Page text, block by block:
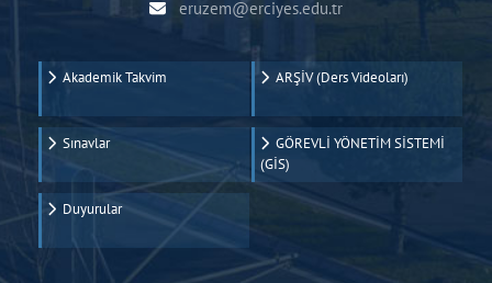
eruzem@erciyes.edu.tr
Akademik Takvim ARŞİV (Ders Videoları)
Sınavlar
GÖREVLİ YÖNETİM SİSTEMİ
(GİS)
Duyurular